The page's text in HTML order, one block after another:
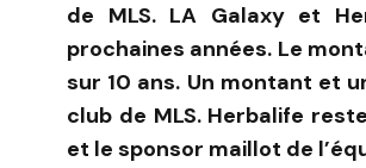
de MLS. LA Galaxy et
prochaines années. Le
sur 10 ans. Un montant et
club de MLS. Herbalife
et le sponsor maillot de